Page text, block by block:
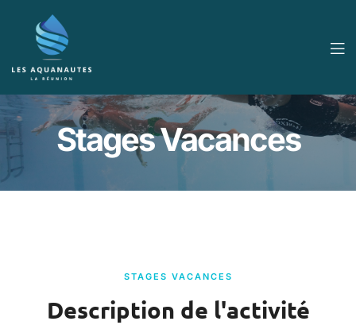
Stages Vacances
STAGES VACANCES
Description de l'activité